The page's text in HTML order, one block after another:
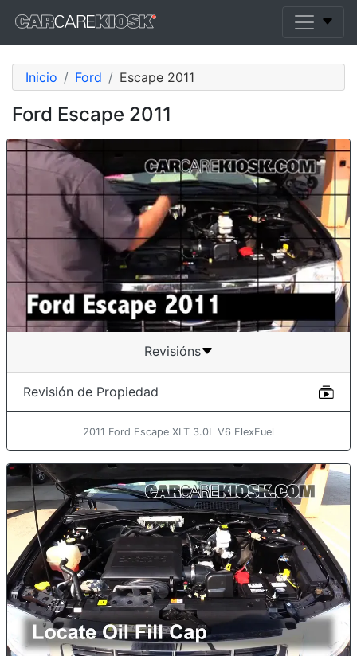
Inicio Ford Escape 2011
Ford Escape 2011
Revisións
Revisión de Propiedad
2011 Ford Escape XLT 3.0L V6 FlexFuel